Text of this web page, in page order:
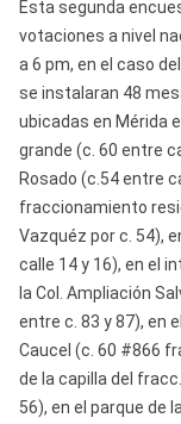
Esta segunda
votaciones a nivel
a 6 pm, en el caso
se instalaran 48
ubicadas en Mérida
grande (c. 60 entre
Rosado (c.54 entre
fraccionamiento
Vazquéz por c. 54),
calle 14 y 16), en el
la Col. Ampliación
entre c. 83 y 87), en
Caucel (c. 60 #866
de la capilla del
56), en el parque de